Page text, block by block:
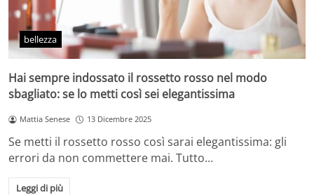
bellezza
Hai sempre indossato il rossetto rosso nel modo
sbagliato: se lo metti così sei elegantissima
Mattia Senese 13 Dicembre 2025
Se metti il rossetto rosso così sarai elegantissima: gli
errori da non commettere mai. Tutto…
Leggi di più